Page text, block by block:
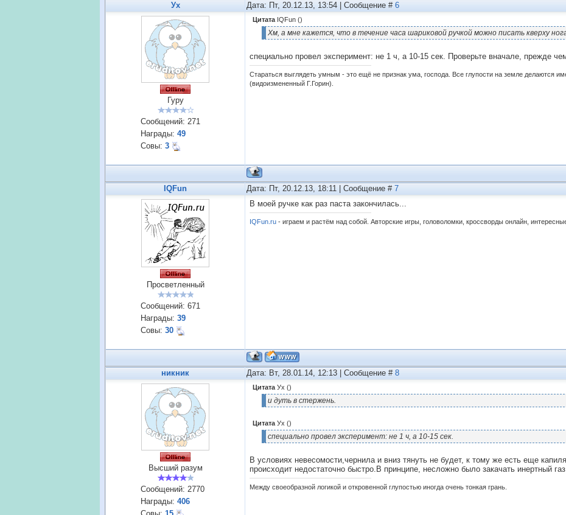
Ух Дата: Пт, 20.12.13, 13:54 | Сообщение # 6
Гуру
Сообщений: 271
Награды: 49
Совы: 3
Цитата IQFun ()
Хм, а мне кажется, что в течение часа шариковой ручкой можно писать кверху
специально провел эксперимент: не 1 ч, а 10-15 сек. Проверьте вначале, прежде
Стараться выглядеть умным - это ещё не признак ума, господа. Все глупости на земле делаются
(видоизмененный Г.Горин).
IQFun Дата: Пт, 20.12.13, 18:11 | Сообщение # 7
Просветленный
Сообщений: 671
Награды: 39
Совы: 30
В моей ручке как раз паста закончилась...
IQFun.ru - играем и растём над собой. Авторские игры, головоломки, кроссворды онлайн,
никник Дата: Вт, 28.01.14, 12:13 | Сообщение # 8
Высший разум
Сообщений: 2770
Награды: 406
Цитата Ух ()
и дуть в стержень.
Цитата Ух ()
специально провел эксперимент: не 1 ч, а 10-15 сек.
В условиях невесомости,чернила и вниз тянуть не будет, к тому же есть еще
происходит недостаточно быстро.В принципе, несложно было закачать инертный
Между своеобразной логикой и откровенной глупостью иногда очень тонкая грань.